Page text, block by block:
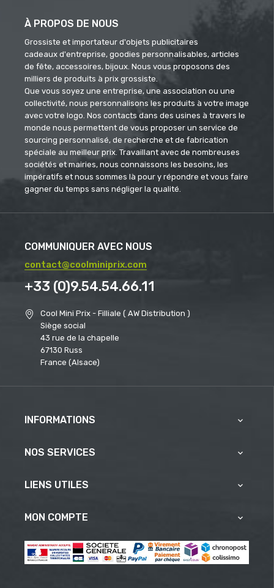
À PROPOS DE NOUS
Grossiste et importateur d'objets publicitaires
cadeaux d'entreprise, goodies personnalisables, articles
de fête, accessoires, bijoux. Nous vous proposons des
milliers de produits à prix grossiste.
Que vous soyez une entreprise, une association ou une
collectivité, nous personnalisons les produits à votre image
avec votre logo. Nos contacts dans des usines à travers le
monde nous permettent de vous proposer un service de
sourcing personnalisé, de recherche et de fabrication
spéciale au meilleur prix. Travaillant avec de nombreuses
sociétés et mairies, nous connaissons les besoins, les
impératifs et nous sommes là pour y répondre et vous faire
gagner du temps sans négliger la qualité.
COMMUNIQUER AVEC NOUS
contact@coolminiprix.com
+33 (0)9.54.54.66.11
Cool Mini Prix - Filliale ( AW Distribution )
Siège social
43 rue de la chapelle
67130 Russ
France (Alsace)
INFORMATIONS 
NOS SERVICES 
LIENS UTILES 
MON COMPTE 